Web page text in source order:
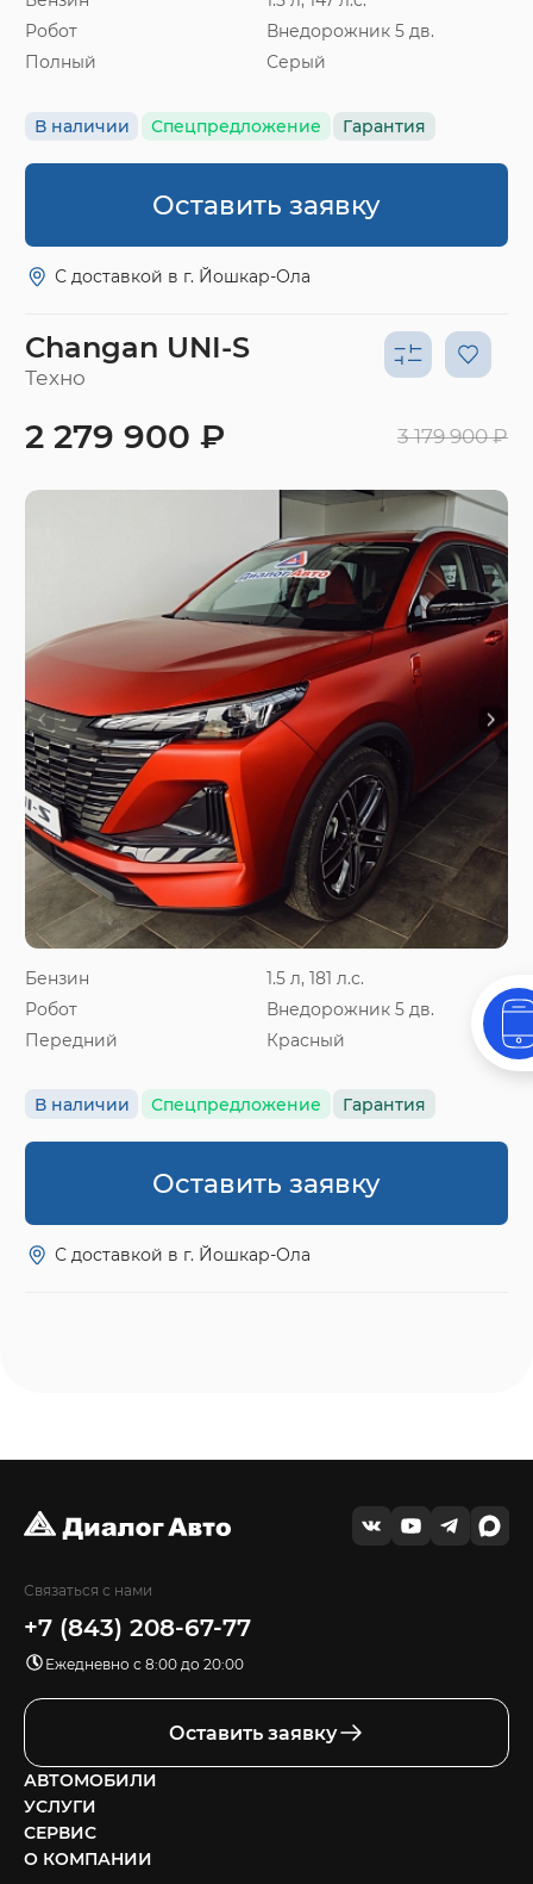
Робот
Внедорожник 5 дв.
Полный
Серый
В наличии Спецпредложение Гарантия
Оставить заявку
С доставкой в г. Йошкар-Ола
Changan UNI-S
Техно
Бензин
1.5 л, 181 л.с.
Робот
Внедорожник 5 дв.
Передний
Красный
В наличии Спецпредложение Гарантия
2 279 900 ₽ 3 179 900 ₽
Оставить заявку
С доставкой в г. Йошкар-Ола
Связаться с нами
+7 (843) 208-67-77
Ежедневно с 8:00 до 20:00
Оставить заявку
АВТОМОБИЛИ
УСЛУГИ
СЕРВИС
О КОМПАНИИ